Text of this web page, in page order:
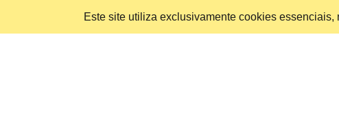
Este site utiliza exclusivamente cookies